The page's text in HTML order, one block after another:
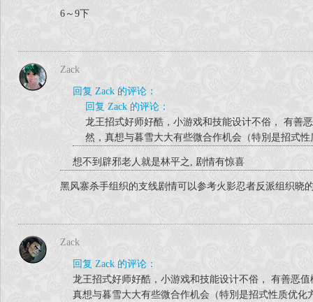
6～9下
Zack
回复 Zack 的评论：
回复 Zack 的评论：
龙王招式好师好酷，小游戏和技能设计不俗， 有善
然，真想与暮雪大大有些微合作机会（特別是招式
想不到辟邪老人就是林平之, 剧情有惊喜
黑风寨杀手组织的支线剧情可以参考火影忍者反派组织晓
Zack
回复 Zack 的评论：
龙王招式好师好酷，小游戏和技能设计不俗， 有善恶
真想与暮雪大大有些微合作机会（特別是招式性质优化